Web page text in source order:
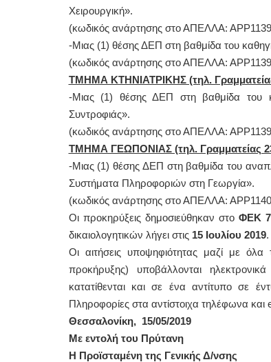
Χειρουργική».
(κωδικός ανάρτησης στο ΑΠΕΛΛΑ:
-Μιας (1) θέσης ΔΕΠ στη βαθμίδα του
(κωδικός ανάρτησης στο ΑΠΕΛΛΑ:
ΤΜΗΜΑ ΚΤΗΝΙΑΤΡΙΚΗΣ (τηλ.
-Μιας (1) θέσης ΔΕΠ στη βαθμίδα του
Συντροφιάς».
(κωδικός ανάρτησης στο ΑΠΕΛΛΑ:
ΤΜΗΜΑ ΓΕΩΠΟΝΙΑΣ (τηλ. Γραμματείας
-Μιας (1) θέσης ΔΕΠ στη βαθμίδα του
Συστήματα Πληροφοριών στη Γεωργία».
(κωδικός ανάρτησης στο ΑΠΕΛΛΑ:
Οι προκηρύξεις δημοσιεύθηκαν στο ΦΕΚ
δικαιολογητικών λήγει στις15 Ιουλίου 2019.
Οι αιτήσεις υποψηφιότητας μαζί με
προκήρυξης) υποβάλλονται
κατατίθενται και σε ένα αντίτυπο σε
Πληροφορίες στα αντίστοιχα τηλέφωνα και
Θεσσαλονίκη, 15/05/2019
Με εντολή του Πρύτανη
Η Προϊσταμένη της Γενικής Δ/νσης